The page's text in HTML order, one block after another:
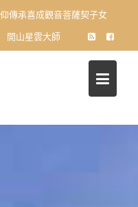
傳承喜成觀音菩薩契子女
開山星雲大師